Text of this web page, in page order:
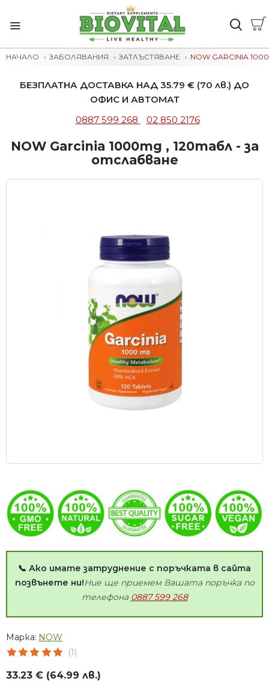
НАЧАЛО ЗАБОЛЯВАНИЯ ЗАТЛЪСТЯВАНЕ NOW GARCINIA
БЕЗПЛАТНА ДОСТАВКА НАД 35.79 € (70 лв.) ДО
ОФИС И АВТОМАТ
0887 599 268
02 850 2176
NOW Garcinia 1000mg , 120табл - за
отслабване
📞 Ако имате затруднение с поръчката в сайта
позвънете ни!Ние ще приемем Вашата поръчка по
телефона 0887 599 268
Марка: NOW
(1)
33.23 € (64.99 лв.)